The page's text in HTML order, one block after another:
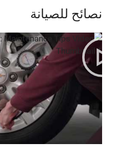
نصائح للصيانة